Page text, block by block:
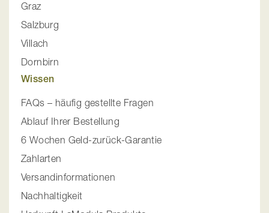
Graz
Salzburg
Villach
Dornbirn
Wissen
FAQs – häufig gestellte Fragen
Ablauf Ihrer Bestellung
6 Wochen Geld-zurück-Garantie
Zahlarten
Versandinformationen
Nachhaltigkeit